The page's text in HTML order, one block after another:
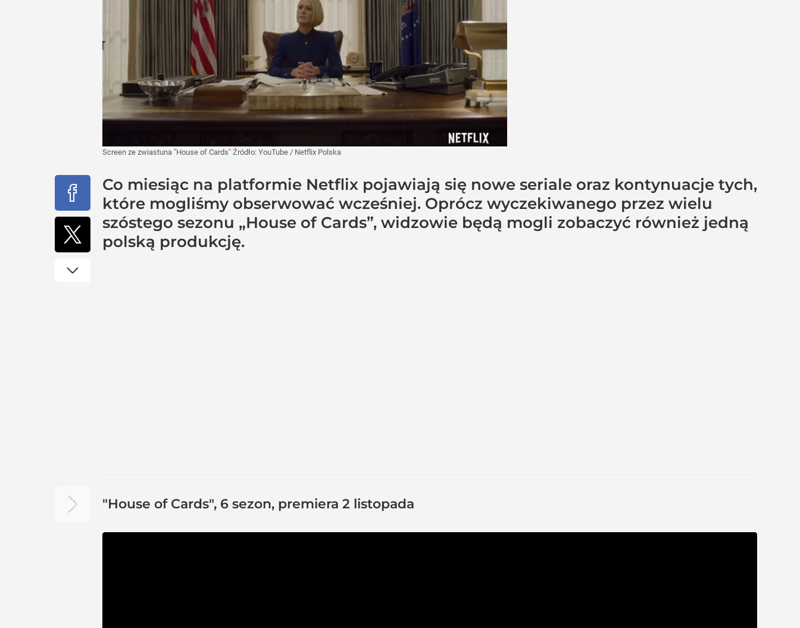
Screen ze zwiastuna "House of Cards" Źródło: YouTube / Netflix Polska
Co miesiąc na platformie Netflix pojawiają się nowe seriale oraz kontynuacje tych,
które mogliśmy obserwować wcześniej. Oprócz wyczekiwanego przez wielu
szóstego sezonu „House of Cards”, widzowie będą mogli zobaczyć również jedną
polską produkcję.
"House of Cards", 6 sezon, premiera 2 listopada